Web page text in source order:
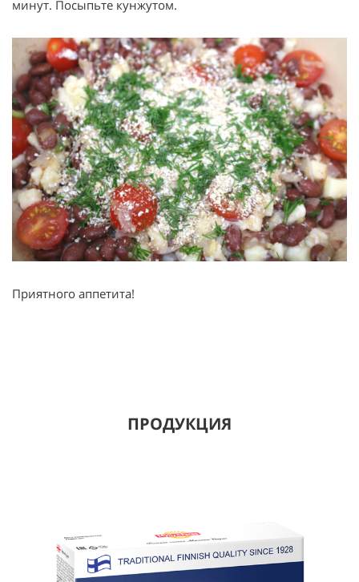
минут. Посыпьте кунжутом.
Приятного аппетита!
ПРОДУКЦИЯ